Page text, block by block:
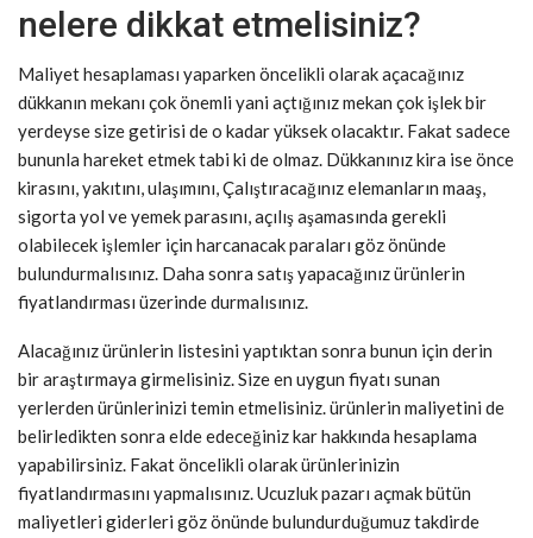
nelere dikkat etmelisiniz?
Maliyet hesaplaması yaparken öncelikli olarak açacağınız
dükkanın mekanı çok önemli yani açtığınız mekan çok işlek bir
yerdeyse size getirisi de o kadar yüksek olacaktır. Fakat sadece
bununla hareket etmek tabi ki de olmaz. Dükkanınız kira ise önce
kirasını, yakıtını, ulaşımını, Çalıştıracağınız elemanların maaş,
sigorta yol ve yemek parasını, açılış aşamasında gerekli
olabilecek işlemler için harcanacak paraları göz önünde
bulundurmalısınız. Daha sonra satış yapacağınız ürünlerin
fiyatlandırması üzerinde durmalısınız.
Alacağınız ürünlerin listesini yaptıktan sonra bunun için derin
bir araştırmaya girmelisiniz. Size en uygun fiyatı sunan
yerlerden ürünlerinizi temin etmelisiniz. ürünlerin maliyetini de
belirledikten sonra elde edeceğiniz kar hakkında hesaplama
yapabilirsiniz. Fakat öncelikli olarak ürünlerinizin
fiyatlandırmasını yapmalısınız. Ucuzluk pazarı açmak bütün
maliyetleri giderleri göz önünde bulundurduğumuz takdirde